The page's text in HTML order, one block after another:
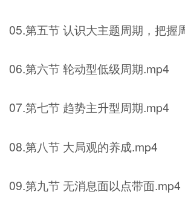
05.第五节 认识大主题周期，把握
06.第六节 轮动型低级周期.mp4
07.第七节 趋势主升型周期.mp4
08.第八节 大局观的养成.mp4
09.第九节 无消息面以点带面.mp4